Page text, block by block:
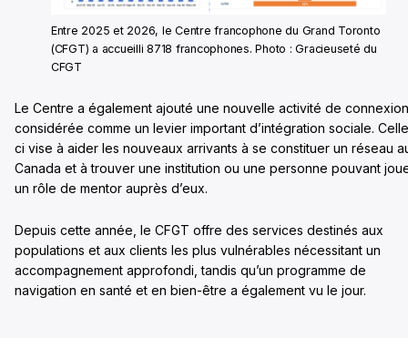
Entre 2025 et 2026, le Centre francophone du Grand Toronto
(CFGT) a accueilli 8718 francophones. Photo : Gracieuseté du
CFGT
Le Centre a également ajouté une nouvelle activité de
considérée comme un levier important d’intégration sociale.
ci vise à aider les nouveaux arrivants à se constituer un réseau
Canada et à trouver une institution ou une personne pouvant
un rôle de mentor auprès d’eux.
Depuis cette année, le CFGT offre des services destinés aux
populations et aux clients les plus vulnérables nécessitant un
accompagnement approfondi, tandis qu’un programme de
navigation en santé et en bien-être a également vu le jour.